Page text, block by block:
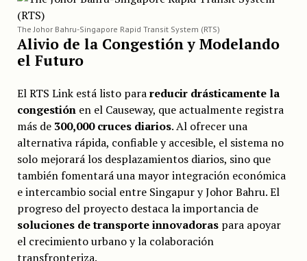
The Johor Bahru-Singapore Rapid Transit System (RTS)
Alivio de la Congestión y Modelando
el Futuro
El RTS Link está listo parareducir drásticamente la
congestiónen el Causeway, que actualmente registra
más de 300,000 cruces diarios. Al ofrecer una
alternativa rápida, confiable y accesible, el sistema no
solo mejorará los desplazamientos diarios, sino que
también fomentará una mayor integración económica
e intercambio social entre Singapur y Johor Bahru. El
progreso del proyecto destaca la importancia de
soluciones de transporte innovadoraspara apoyar
el crecimiento urbano y la colaboración
transfronteriza.